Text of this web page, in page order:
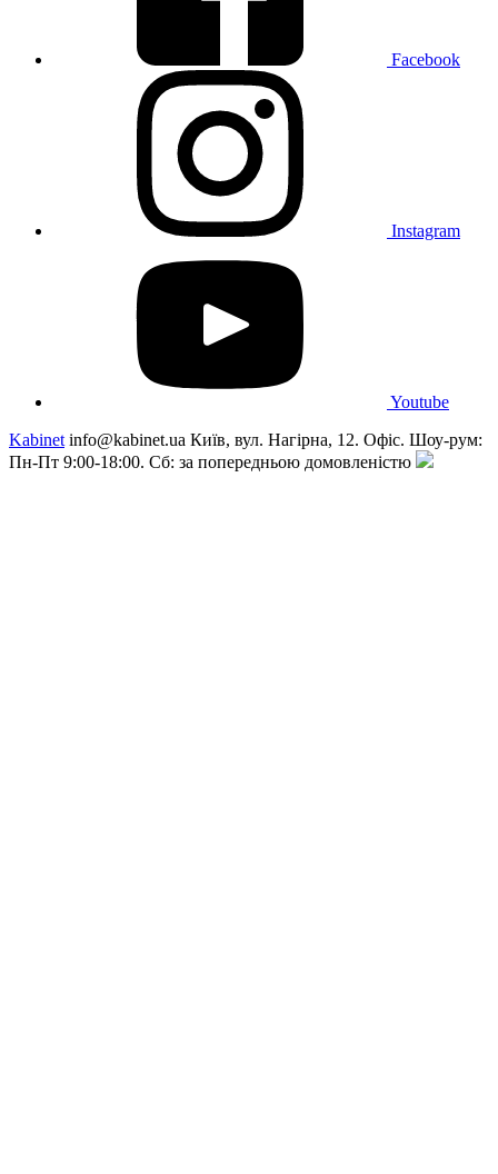
Facebook
Instagram
Youtube
Kabinet info@kabinet.ua Київ, вул. Нагірна, 12. Офіс. Шоу-рум:
Пн-Пт 9:00-18:00. Сб: за попередньою домовленістю